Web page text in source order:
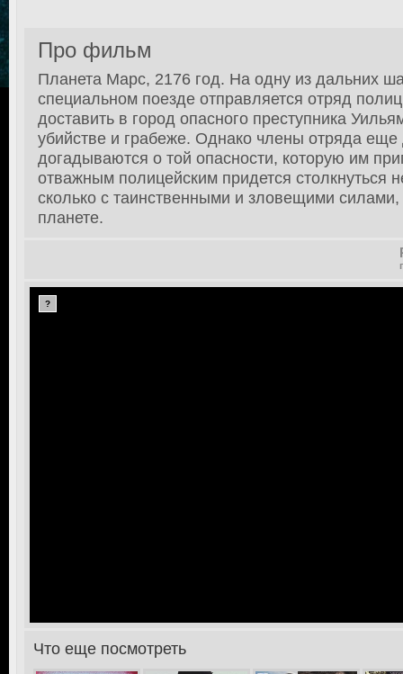
Про фильм
Планета Марс, 2176 год. На одну из дальних
специальном поезде отправляется отряд
доставить в город опасного преступника
убийстве и грабеже. Однако члены отряда
догадываются о той опасности, которую им
отважным полицейским придется столкнуться
сколько с таинственными и зловещими
планете.
?
>Что еще посмотреть